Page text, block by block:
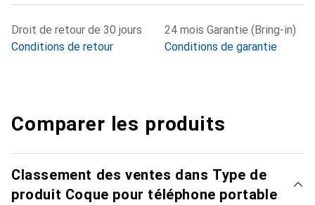
Droit de retour de 30 jours
Conditions de retour
24 mois Garantie (Bring-in)
Conditions de garantie
Comparer les produits
Classement des ventes dans Type de
produit Coque pour téléphone portable